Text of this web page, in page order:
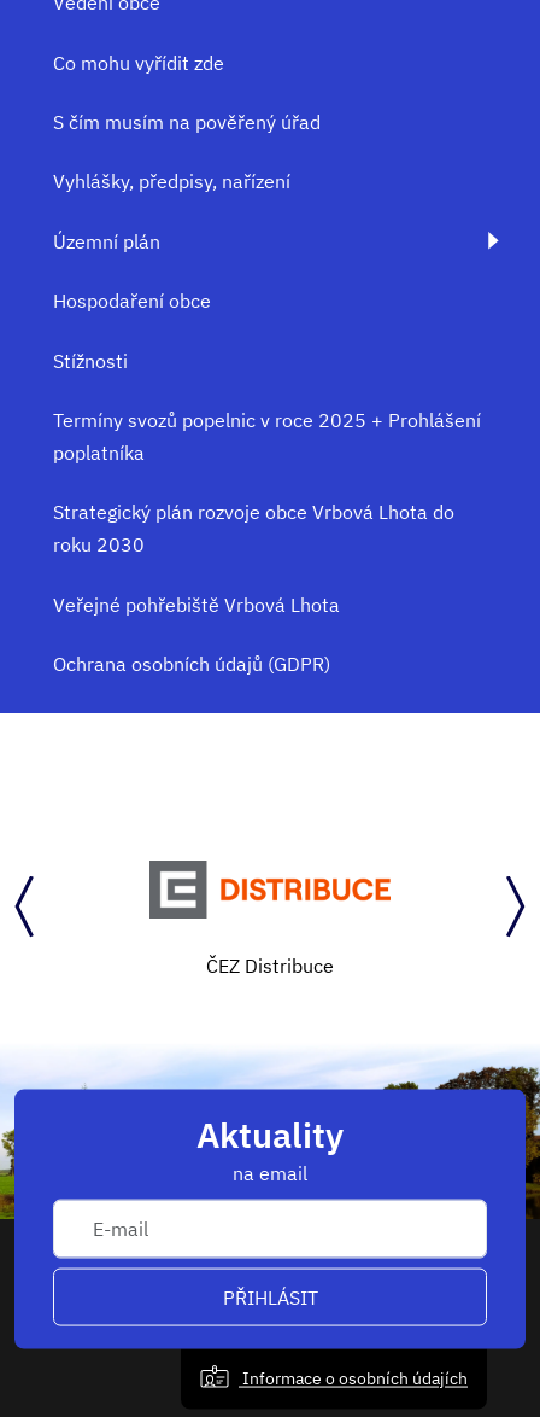
Co mohu vyřídit zde
S čím musím na pověřený úřad
Vyhlášky, předpisy, nařízení
Územní plán
Hospodaření obce
Stížnosti
Termíny svozů popelnic v roce 2025 + Prohlášení
poplatníka
Strategický plán rozvoje obce Vrbová Lhota do
roku 2030
Veřejné pohřebiště Vrbová Lhota
Ochrana osobních údajů (GDPR)
ČEZ Distribuce
Aktuality
na email
PŘIHLÁSIT
Informace o osobních údajích